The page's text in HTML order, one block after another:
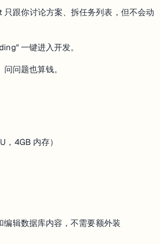
任何工作。
这个功能在 Agent 把数据搞乱的时候特别救命。
跟你讨论方案、拆任务列表，但不会动
一键进入开发。
问题也算钱。
4GB 内存）
辑数据库内容，不需要额外装